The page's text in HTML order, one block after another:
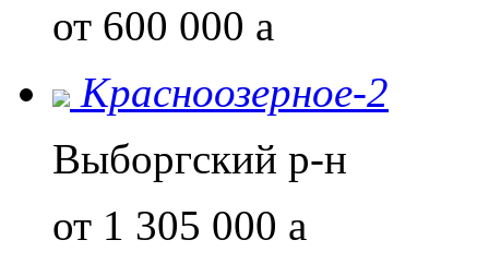
от 600 000 a
Красноозерное-2
Выборгский р-н
от 1 305 000 a